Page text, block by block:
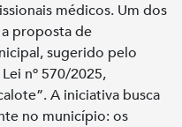
médicos. Um dos
proposta de
sugerido pelo
nº 570/2025,
A iniciativa busca
no município: os